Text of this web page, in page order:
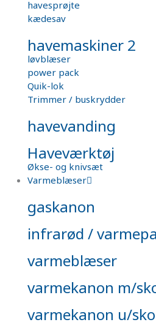
havesprøjte
kædesav
havemaskiner 2
løvblæser
power pack
Quik-lok
Trimmer / buskrydder
havevanding
Haveværktøj
Økse- og knivsæt
Varmeblæser
gaskanon
infrarød /
varmeblæser
varmekanon m/
varmekanon u/